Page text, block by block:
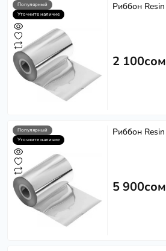
Популярный
Уточните наличие
Риббон
2 100сом
Популярный
Уточните наличие
Риббон
5 900сом